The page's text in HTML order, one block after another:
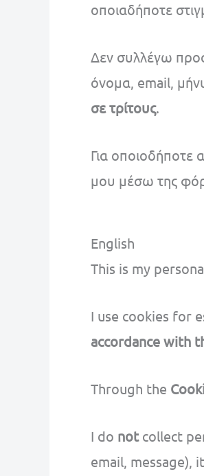
οποιαδήποτε
Δεν συλλέγω
όνομα, email,
σε τρίτους.
Για οποιοδήποτε
μου μέσω της
English
This is my
I use cookies for
accordance with
Through the
I do notcollect
email, message),